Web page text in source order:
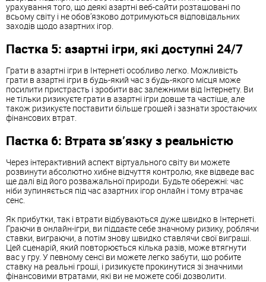
урахування того, що деякі азартні веб-сайти розташовані по
всьому світу і не обов’язково дотримуються відповідальних
заходів щодо азартних ігор.
Пастка 5: азартні ігри, які доступні 24/7
Грати в азартні ігри в Інтернеті особливо легко. Можливість
грати в азартні ігри в будь-який час з будь-якого місця може
посилити пристрасть і зробити вас залежними від Інтернету. Ви
не тільки ризикуєте грати в азартні ігри довше та частіше, але
також ризикуєте поставити більше грошей і зазнати зростаючих
фінансових втрат.
Пастка 6: Втрата зв’язку з реальністю
Через інтерактивний аспект віртуального світу ви можете
розвинути абсолютно хибне відчуття контролю, яке відведе вас
ще далі від його розважальної природи. Будьте обережні: час
ніби зупиняється під час азартних ігор онлайн і тому втрачає
сенс.
Як прибутки, так і втрати відбуваються дуже швидко в Інтернеті.
Граючи в онлайн-ігри, ви піддаєте себе значному ризику, роблячи
ставки, виграючи, а потім знову швидко ставлячи свої виграші.
Цей сценарій, який повторюється кілька разів, може втягнути
вас у гру. У певному сенсі ви можете легко забути, що робите
ставку на реальні гроші, і ризикуєте прокинутися зі значними
фінансовими втратами, які ви не можете собі дозволити.